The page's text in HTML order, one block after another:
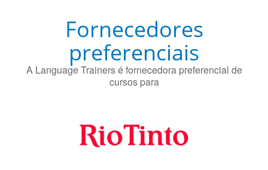
Fornecedores
preferenciais
A Language Trainers é fornecedora preferencial de
cursos para